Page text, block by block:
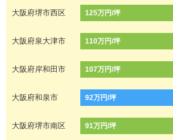
大阪府堺市西区 125万円/坪
大阪府泉大津市 110万円/坪
大阪府岸和田市 107万円/坪
大阪府和泉市 92万円/坪
大阪府堺市南区 91万円/坪